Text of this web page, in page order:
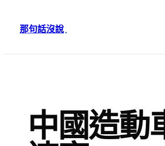
要
那句話沒說·
中國造動